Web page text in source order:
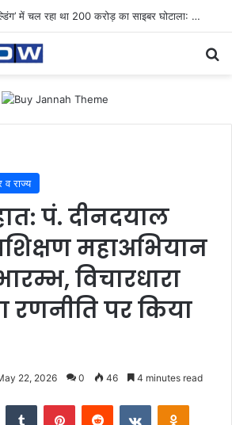
लखनऊ की ‘समिट बिल्डिंग’ में चल रहा था 200 करोड़ का साइबर घोटाला: 40 युवतियों समेत 119 गिरफ्तार
व राज्य
पं. दीनदयाल
महाअभियान
विचारधारा
रणनीति पर किया
22, 2026 0 46 4 minutes read
Tumblr PinterestReddit VKontakte